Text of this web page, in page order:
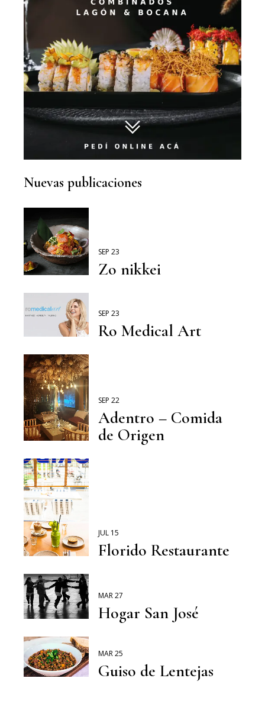
Nuevas publicaciones
SEP 23
Zo nikkei
SEP 23
Ro Medical Art
SEP 22
Adentro – Comida
de Origen
JUL 15
Florido Restaurante
MAR 27
Hogar San José
MAR 25
Guiso de Lentejas